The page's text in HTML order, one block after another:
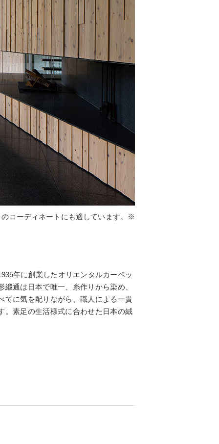
コーディネートにも適しています。※
年に創業したオリエンタルカーペッ
緞通は日本で唯一、糸作りから染め、
てに気を配りながら、職人による一貫
。素足の生活様式に合わせた日本の絨